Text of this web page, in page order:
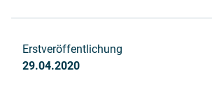
Erstveröffentlichung
29.04.2020